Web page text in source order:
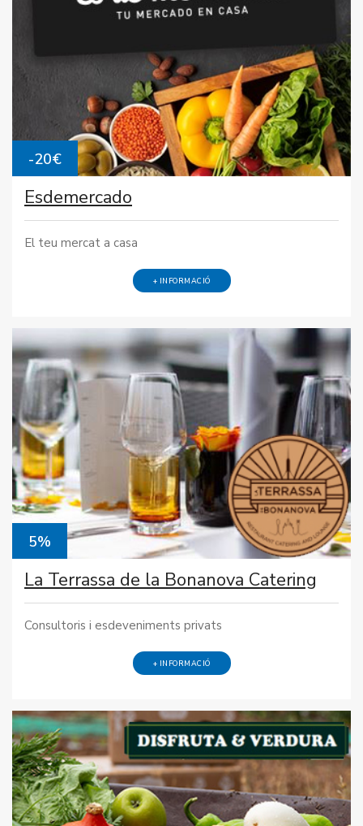
-20€
Esdemercado
El teu mercat a casa
+ INFORMACIÓ
5%
La Terrassa de la Bonanova Catering
Consultoris i esdeveniments privats
+ INFORMACIÓ